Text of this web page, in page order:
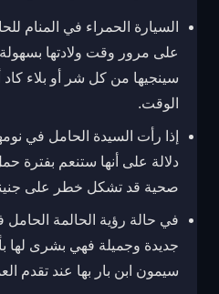
السيارة الحمراء في المنام
على مرور وقت ولادتها
سينجيها من كل شر أو بلاء كاد
الوقت.
إذا رأت السيدة الحامل في
دلالة على أنها ستنعم بفترة
صحية قد تشكل خطر على
في حالة رؤية الحالمة
جديدة وجميلة فهي بشرى لها
سيمون ابن بار بها عند تقدم